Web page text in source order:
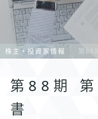
株主・投資家情報 第88
第88期
書